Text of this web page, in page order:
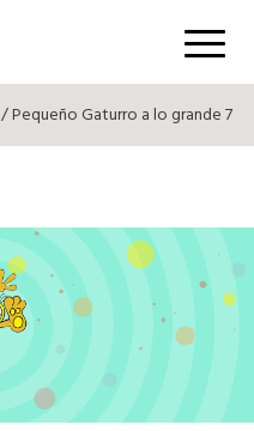
Menú
/ Pequeño Gaturro a lo grande 7